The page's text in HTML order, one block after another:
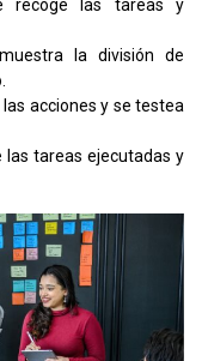
recoge las tareas y
la división de
acciones y se testea
las tareas ejecutadas y